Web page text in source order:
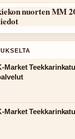
nuorten MM
Market
Market